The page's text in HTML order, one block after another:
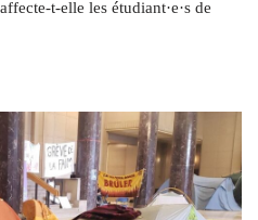
t-elle les étudiant·e·s de